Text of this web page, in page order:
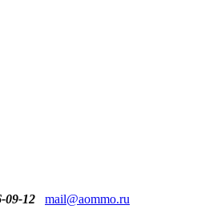
09-12
mail@aommo.ru